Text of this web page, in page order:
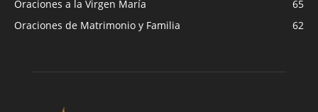
Oraciones a la Virgen María
65
Oraciones de Matrimonio y Familia
62